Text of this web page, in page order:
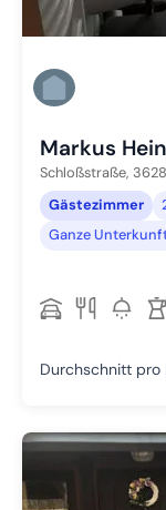
Markus
Schloßstraße,
Gästezimmer
Ganze
Durchschnitt pro